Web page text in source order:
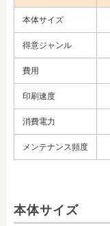
本体サイズ
得意ジャンル
費用
印刷速度
消費電力
メンテナンス頻度
本体サイズ